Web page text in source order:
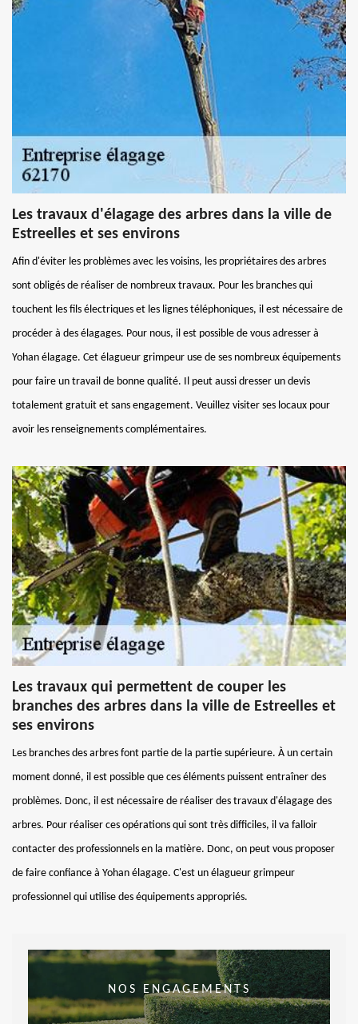
Les travaux d'élagage des arbres dans la ville de
Estreelles et ses environs
Afin d'éviter les problèmes avec les voisins, les propriétaires des arbres
sont obligés de réaliser de nombreux travaux. Pour les branches qui
touchent les fils électriques et les lignes téléphoniques, il est nécessaire de
procéder à des élagages. Pour nous, il est possible de vous adresser à
Yohan élagage. Cet élagueur grimpeur use de ses nombreux équipements
pour faire un travail de bonne qualité. Il peut aussi dresser un devis
totalement gratuit et sans engagement. Veuillez visiter ses locaux pour
avoir les renseignements complémentaires.
Les travaux qui permettent de couper les
branches des arbres dans la ville de Estreelles et
ses environs
Les branches des arbres font partie de la partie supérieure. À un certain
moment donné, il est possible que ces éléments puissent entraîner des
problèmes. Donc, il est nécessaire de réaliser des travaux d'élagage des
arbres. Pour réaliser ces opérations qui sont très difficiles, il va falloir
contacter des professionnels en la matière. Donc, on peut vous proposer
de faire confiance à Yohan élagage. C'est un élagueur grimpeur
professionnel qui utilise des équipements appropriés.
NOS ENGAGEMENTS